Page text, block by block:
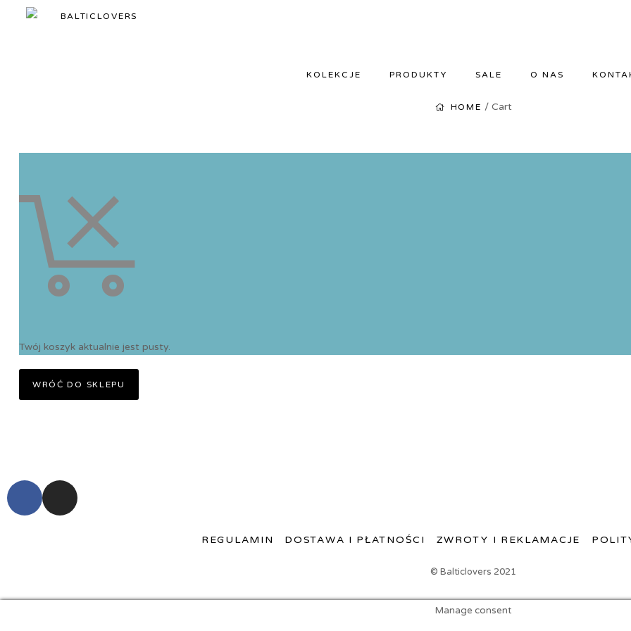
KOLEKCJE PRODUKTY SALE O NAS
BALTICLOVERS
HOME / Cart
Twój koszyk aktualnie jest pusty.
WRÓĆ DO SKLEPU
REGULAMIN DOSTAWA I PŁATNOŚCI ZWROTY I REKLAMACJE
© Balticlovers 2021
Manage consent